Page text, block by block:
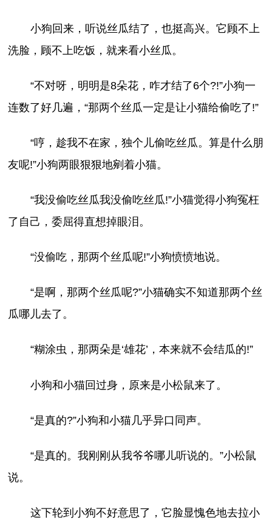
小狗回来，听说丝瓜结了，也挺高兴。它顾不上
洗脸，顾不上吃饭，就来看小丝瓜。
“不对呀，明明是8朵花，咋才结了6个?!”小狗一
连数了好几遍，“那两个丝瓜一定是让小猫给偷吃了!”
“哼，趁我不在家，独个儿偷吃丝瓜。算是什么朋
友呢!”小狗两眼狠狠地剜着小猫。
“我没偷吃丝瓜我没偷吃丝瓜!”小猫觉得小狗冤枉
了自己，委屈得直想掉眼泪。
“没偷吃，那两个丝瓜呢!”小狗愤愤地说。
“是啊，那两个丝瓜呢?”小猫确实不知道那两个丝
瓜哪儿去了。
“糊涂虫，那两朵是‘雄花’，本来就不会结瓜的!”
小狗和小猫回过身，原来是小松鼠来了。
“是真的?”小狗和小猫几乎异口同声。
“是真的。我刚刚从我爷爷哪儿听说的。”小松鼠
说。
这下轮到小狗不好意思了，它脸显愧色地去拉小